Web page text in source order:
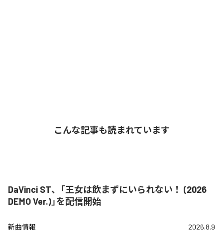
こんな記事も読まれています
DaVinci ST、「王女は飲まずにいられない！ (2026
DEMO Ver.)」を配信開始
新曲情報 2026.8.9